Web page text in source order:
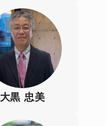
大黒 忠美